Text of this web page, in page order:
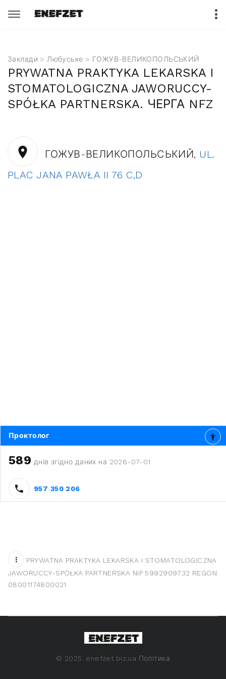
Заклади > Любуське > ГОЖУВ-ВЕЛИКОПОЛЬСЬКИЙ
PRYWATNA PRAKTYKA LEKARSKA I
STOMATOLOGICZNA JAWORUCCY-
SPÓŁKA PARTNERSKA. ЧЕРГА NFZ
ГОЖУВ-ВЕЛИКОПОЛЬСЬКИЙ, UL.
PLAC JANA PAWŁA II 76 C,D
Проктолог
589 днів згідно даних на 2026-07-01
957 350 206
PRYWATNA PRAKTYKA LEKARSKA I STOMATOLOGICZNA
JAWORUCCY-SPÓŁKA PARTNERSKA NIP 5992909732 REGON
08001174800021
© 2025. enefzet.biz.ua Політика